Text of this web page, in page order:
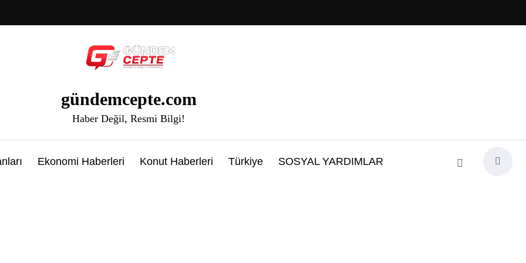
gündemcepte.com
Haber Değil, Resmi Bilgi!
Ekonomi Haberleri Konut Haberleri Türkiye SOSYAL YARDIMLAR